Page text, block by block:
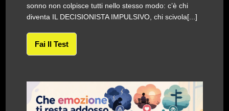
sonno non colpisce tutti nello stesso modo: c’è chi
diventa IL DECISIONISTA IMPULSIVO, chi scivola[...]
Fai Il Test